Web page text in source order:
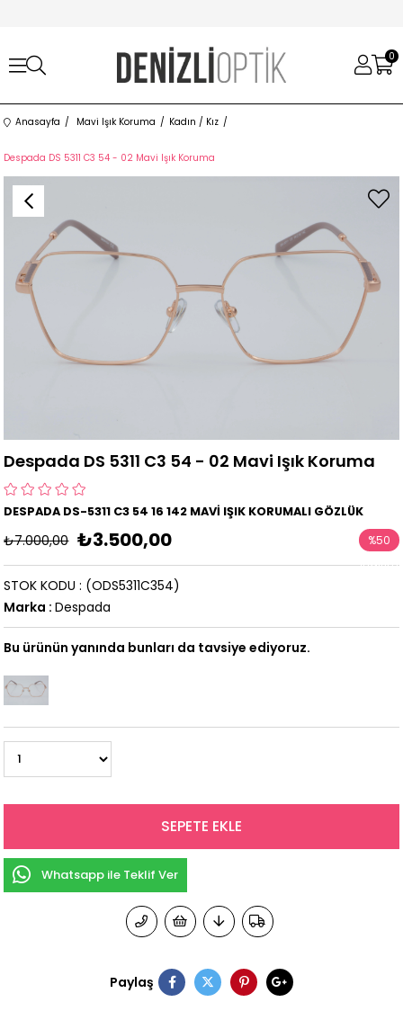
0
Anasayfa Mavi Işık Koruma Kadın / Kız
Despada DS 5311 C3 54 - 02 Mavi Işık Koruma
Despada DS 5311 C3 54 - 02 Mavi Işık Koruma
DESPADA DS-5311 C3 54 16 142 MAVİ IŞIK KORUMALI GÖZLÜK
₺7.000,00 ₺3.500,00 %50
İndirim
(ODS5311C354)
STOK KODU
Marka : Despada
Bu ürünün yanında bunları da tavsiye ediyoruz.
Whatsapp ile Teklif Ver
Paylaş